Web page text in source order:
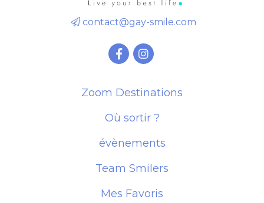
contact@gay-smile.com
Zoom Destinations
Où sortir ?
évènements
Team Smilers
Mes Favoris